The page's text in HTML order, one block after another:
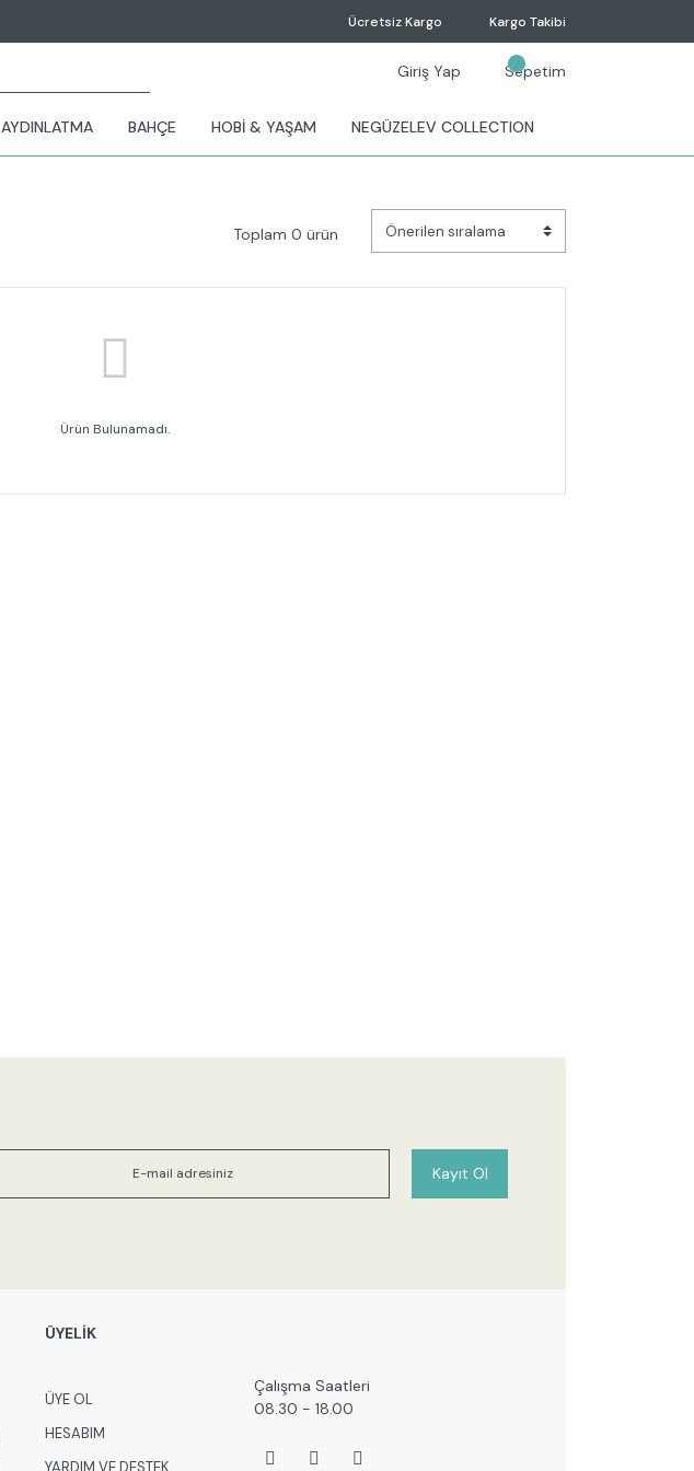
Ücretsiz Kargo Kargo Takibi
Giriş Yap Sepetim
AYDINLATMA BAHÇE HOBİ & YAŞAM NEGÜZELEV COLLECTION
Toplam 0 ürün
Ürün Bulunamadı.
Kayıt Ol
ÜYELİK
ÜYE OL
HESABIM
YARDIM VE DESTEK
Çalışma Saatleri
08.30 - 18.00